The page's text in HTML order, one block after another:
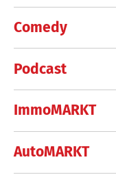
Comedy
Podcast
ImmoMARKT
AutoMARKT